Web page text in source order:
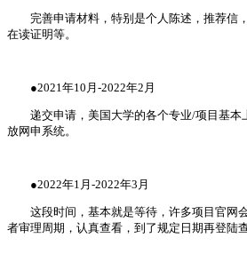
完善申请材料，特别是个人陈述，推荐信
在读证明等。
●2021年10月-2022年2月
递交申请，美国大学的各个专业/项目基本
放网申系统。
●2022年1月-2022年3月
这段时间，基本就是等待，许多项目官网
者审理周期，认真查看，到了规定日期再登陆